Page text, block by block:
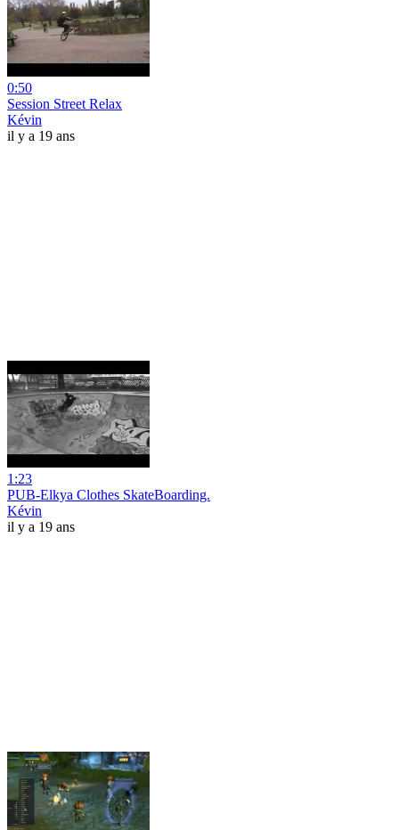
0:50
Session Street Relax
Kévin
il y a 19 ans
1:23
PUB-Elkya Clothes SkateBoarding.
Kévin
il y a 19 ans